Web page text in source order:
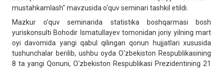
mustahkamlash" mavzusida o‘quv seminari tashkil etildi.
Mazkur o'quv seminarida statistika boshqarmasi bosh
yuriskonsulti Bohodir Ismatullayev tomonidan joriy yilning mart
oyi davomida yangi qabul qilingan qonun hujjatlari xususida
tushunchalar berilib, ushbu oyda O‘zbekiston Respublikasining
8 ta yangi Qonuni, O‘zbekiston Respublikasi Prezidentining 21